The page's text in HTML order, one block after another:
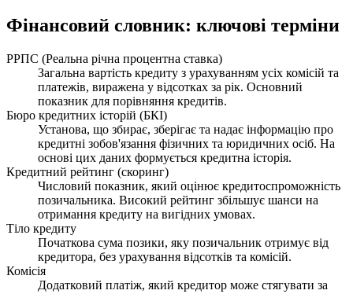
Фінансовий словник: ключові терміни
РРПС (Реальна річна процентна ставка)
Загальна вартість кредиту з урахуванням усіх комісій та
платежів, виражена у відсотках за рік. Основний
показник для порівняння кредитів.
Бюро кредитних історій (БКІ)
Установа, що збирає, зберігає та надає інформацію про
кредитні зобов'язання фізичних та юридичних осіб. На
основі цих даних формується кредитна історія.
Кредитний рейтинг (скоринг)
Числовий показник, який оцінює кредитоспроможність
позичальника. Високий рейтинг збільшує шанси на
отримання кредиту на вигідних умовах.
Тіло кредиту
Початкова сума позики, яку позичальник отримує від
кредитора, без урахування відсотків та комісій.
Комісія
Додатковий платіж, який кредитор може стягувати за